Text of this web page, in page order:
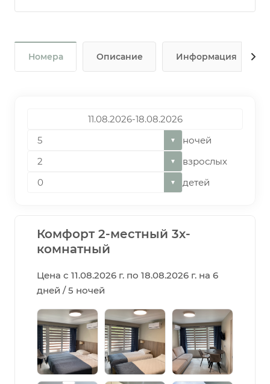
Номера Описание Информация
▼ ночей
▼ взрослых
▼ детей
Комфорт 2-местный 3х-
комнатный
Цена с 11.08.2026 г. по 18.08.2026 г. на 6
дней / 5 ночей